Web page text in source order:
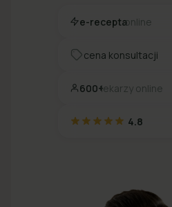
e-receptaonline
cena konsultacji
600+lekarzy online
4.8